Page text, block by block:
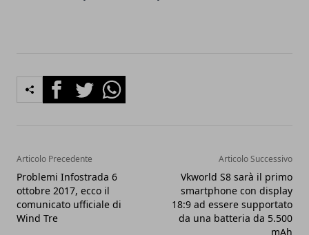
FacebookTwitterWhatsapp
Articolo Precedente
Problemi Infostrada 6
ottobre 2017, ecco il
comunicato ufficiale di
Wind Tre
Articolo Successivo
Vkworld S8 sarà il primo
smartphone con display
18:9 ad essere supportato
da una batteria da 5.500
mAh